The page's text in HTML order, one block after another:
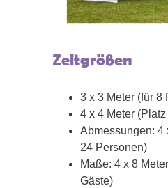
Zeltgrößen
3 x 3 Meter (für 8
4 x 4 Meter
Abmessungen: 4
24 Personen)
Maße: 4 x 8
Gäste)